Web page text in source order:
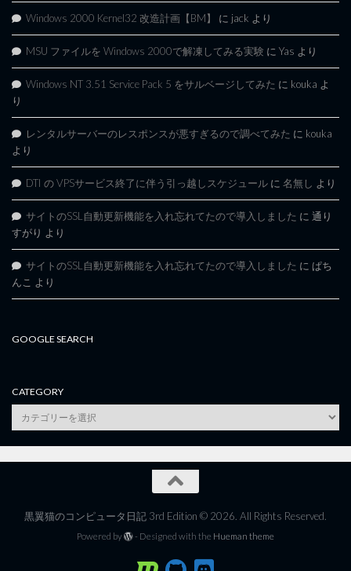
Windows 2000 Kernel32 改造計画【BM】 に jack より
MSU ファイルを Windows 2000で解凍してみる実験 に Yas より
Windows NT 3.51 Service Pack 5 をサルベージしてみた に kouka よ
り
レンタルサーバーのレスポンスが悪すぎるので調べてみた に kouka
より
DTI の VPSサービス終了に伴う引っ越しスケジュール に 名無し より
サイトのSSL自動更新機能を入れ忘れてたので導入しました に 通り
すがり より
サイトのSSL自動更新機能を入れ忘れてたので導入しました に ぱち
んこ より
GOOGLE SEARCH
CATEGORY
category
黒翼猫のコンピュータ日記 3rd Edition © 2026. All Rights Reserved.
Powered by - Designed with the Hueman theme